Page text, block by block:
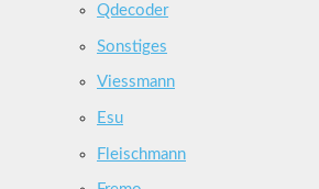
Qdecoder
Sonstiges
Viessmann
Esu
Fleischmann